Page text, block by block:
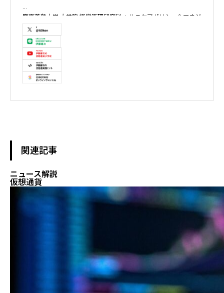
慶應義塾大学 大学院 経営管理研究科 ヘルスケアポリシー＆マネジ
メント集中コース終了
株式会社ソクラテス 代表取締役 / 国内企業暗号資産事業顧問 / 暗
号資産取引所アドバイザー / 暗号資産投資アナリスト / Fintechコ
ンサルタント / 暗号資産非公式アーティスト /YouTuber
テレビ東京WBS出演　テレビ東京モーニングサテライト出演
他各メディア取材、出演
関連記事
ニュース解説
仮想通貨